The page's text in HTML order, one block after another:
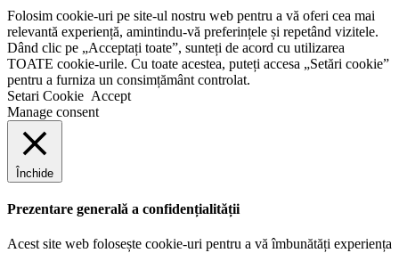
Folosim cookie-uri pe site-ul nostru web pentru a vă oferi cea mai
relevantă experiență, amintindu-vă preferințele și repetând vizitele.
Dând clic pe „Acceptați toate”, sunteți de acord cu utilizarea
TOATE cookie-urile. Cu toate acestea, puteți accesa „Setări cookie”
pentru a furniza un consimțământ controlat.
Setari Cookie Accept
Manage consent
Închide
Prezentare generală a confidențialității
Acest site web folosește cookie-uri pentru a vă îmbunătăți experiența